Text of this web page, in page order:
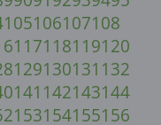
105106107108
117118119120
129130131 132
141 142143144
153154155156